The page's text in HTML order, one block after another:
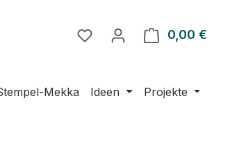
Du hast 0 Produkte auf
0,00 €
Mekka Ideen Projekte